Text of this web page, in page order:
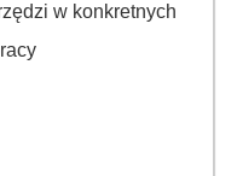
w konkretnych